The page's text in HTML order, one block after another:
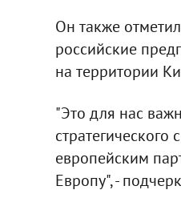
Он также
российские
на территории
"Это для нас
европейским
Европу", -